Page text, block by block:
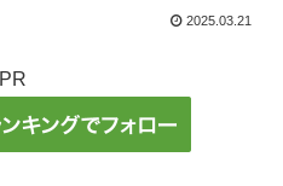
2025.03.21
PR